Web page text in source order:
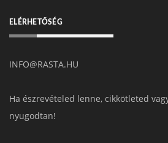
ELÉRHETŐSÉG
INFO@RASTA.HU
Ha észrevételed lenne, cikkötleted
nyugodtan!